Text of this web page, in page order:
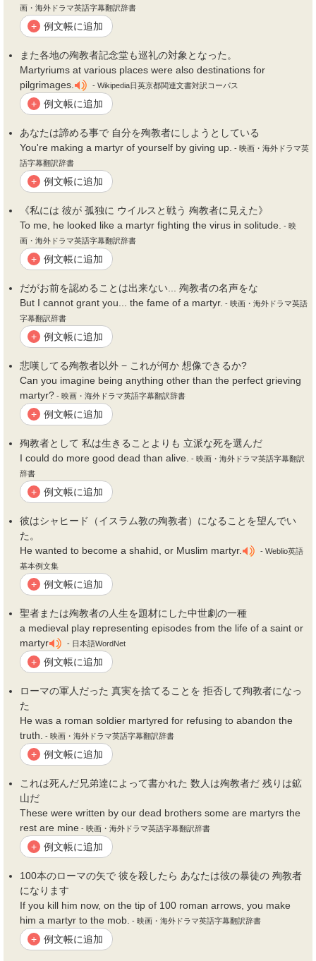
画・海外ドラマ英語字幕翻訳辞書
+ 例文帳に追加
また各地の殉教者記念堂も巡礼の対象となった。
Martyriums at various places were also destinations for
pilgrimages.
- Wikipedia日英京都関連文書対訳コーパス
+ 例文帳に追加
あなたは諦める事で 自分を殉教者にしようとしている
You're making a martyr of yourself by giving up. - 映画・海外ドラマ英
語字幕翻訳辞書
+ 例文帳に追加
《私には 彼が 孤独に ウイルスと戦う 殉教者に見えた》
To me, he looked like a martyr fighting the virus in solitude. - 映
画・海外ドラマ英語字幕翻訳辞書
+ 例文帳に追加
だがお前を認めることは出来ない... 殉教者の名声をな
But I cannot grant you... the fame of a martyr. - 映画・海外ドラマ英語
字幕翻訳辞書
+ 例文帳に追加
悲嘆してる殉教者以外 − これが何か 想像できるか?
Can you imagine being anything other than the perfect grieving
martyr? - 映画・海外ドラマ英語字幕翻訳辞書
+ 例文帳に追加
殉教者として 私は生きることよりも 立派な死を選んだ
I could do more good dead than alive. - 映画・海外ドラマ英語字幕翻訳
辞書
+ 例文帳に追加
彼はシャヒード（イスラム教の殉教者）になることを望んでい
た。
He wanted to become a shahid, or Muslim martyr.
- Weblio英語
基本例文集
+ 例文帳に追加
聖者または殉教者の人生を題材にした中世劇の一種
a medieval play representing episodes from the life of a saint or
martyr
- 日本語WordNet
+ 例文帳に追加
ローマの軍人だった 真実を捨てることを 拒否して殉教者になっ
た
He was a roman soldier martyred for refusing to abandon the
truth.
- 映画・海外ドラマ英語字幕翻訳辞書
+ 例文帳に追加
これは死んだ兄弟達によって書かれた 数人は殉教者だ 残りは鉱
山だ
These were written by our dead brothers some are martyrs the
rest are mine - 映画・海外ドラマ英語字幕翻訳辞書
+ 例文帳に追加
100本のローマの矢で 彼を殺したら あなたは彼の暴徒の 殉教者
になります
If you kill him now, on the tip of 100 roman arrows, you make
him a martyr to the mob. - 映画・海外ドラマ英語字幕翻訳辞書
+ 例文帳に追加